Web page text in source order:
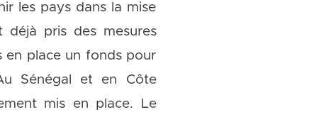
les pays dans la mise
pris des mesures
en place un fonds pour
Sénégal et en Côte
mis en place. Le